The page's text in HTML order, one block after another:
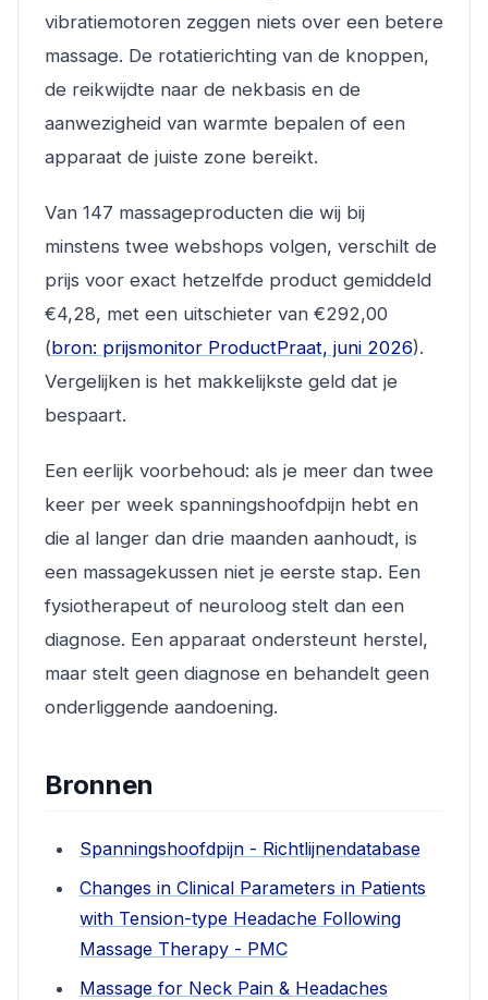
vibratiemotoren zeggen niets over een betere
massage. De rotatierichting van de knoppen,
de reikwijdte naar de nekbasis en de
aanwezigheid van warmte bepalen of een
apparaat de juiste zone bereikt.
Van 147 massageproducten die wij bij
minstens twee webshops volgen, verschilt de
prijs voor exact hetzelfde product gemiddeld
€4,28, met een uitschieter van €292,00
(bron: prijsmonitor ProductPraat, juni 2026).
Vergelijken is het makkelijkste geld dat je
bespaart.
Een eerlijk voorbehoud: als je meer dan twee
keer per week spanningshoofdpijn hebt en
die al langer dan drie maanden aanhoudt, is
een massagekussen niet je eerste stap. Een
fysiotherapeut of neuroloog stelt dan een
diagnose. Een apparaat ondersteunt herstel,
maar stelt geen diagnose en behandelt geen
onderliggende aandoening.
Bronnen
Spanningshoofdpijn - Richtlijnendatabase
Changes in Clinical Parameters in Patients
with Tension-type Headache Following
Massage Therapy - PMC
Massage for Neck Pain & Headaches